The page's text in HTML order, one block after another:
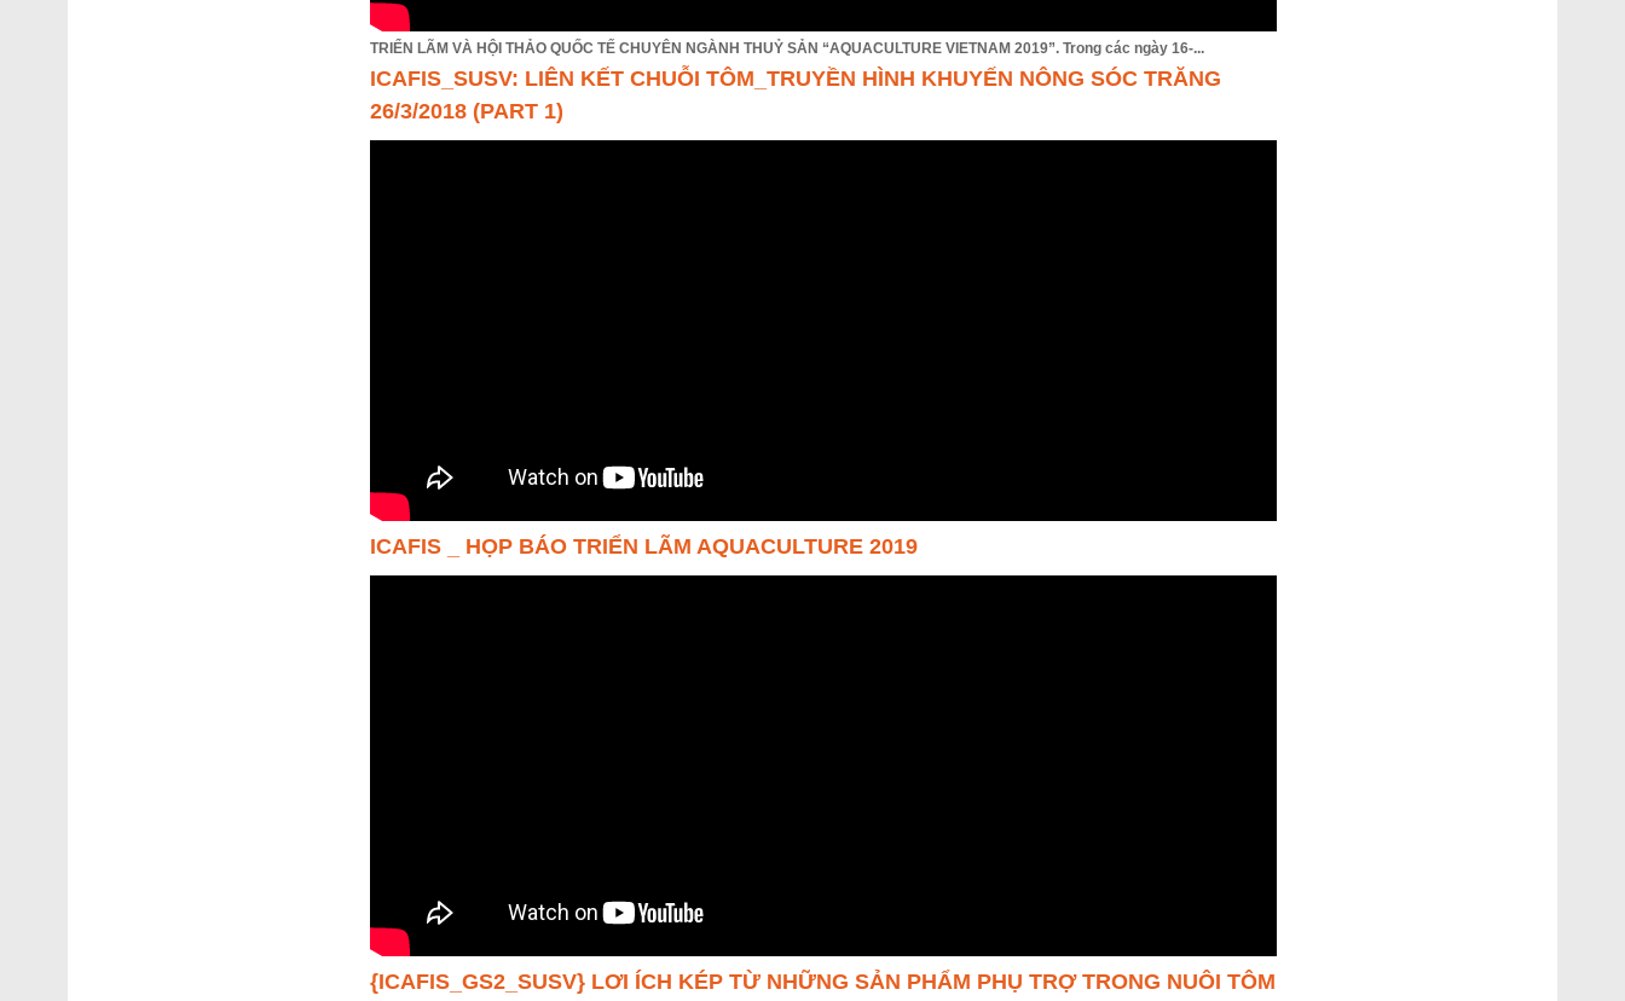
TRIỂN LÃM VÀ HỘI THẢO QUỐC TẾ CHUYÊN NGÀNH THUỶ SẢN “AQUACULTURE VIETNAM 2019”. Trong các ngày 16-...
ICAFIS_SUSV: LIÊN KẾT CHUỖI TÔM_TRUYỀN HÌNH KHUYẾN NÔNG SÓC TRĂNG
26/3/2018 (PART 1)
ICAFIS _ HỌP BÁO TRIỂN LÃM AQUACULTURE 2019
{ICAFIS_GS2_SUSV} LƠI ÍCH KÉP TỪ NHỮNG SẢN PHẨM PHỤ TRỢ TRONG NUÔI TÔM